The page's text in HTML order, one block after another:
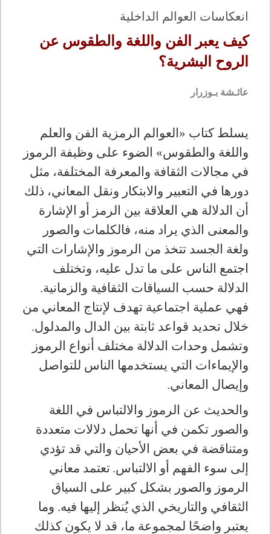
انعكاسات العوالم الداخلية
كيف يعبر الفن واللغة والطقوس عن
الروح البشرية؟
عائـشة بـوزرار
يسلط كتاب «العوالم الرمزية الفن والعلم
واللغة والطقوس» الضوء على وظيفة الرموز
في مجالات الثقافة والمعرفة المختلفة، مثل
دورها في التعبير والابتكار ونقل المعاني، ذلك
أن الدلالة هي العلاقة بين الرمز أو الإشارة
والمعنى الذي يراد منه، فالكلمات والصور
ولغة الجسد تتخذ من الرموز والإشارات التي
اجتمع الناس على ما تدل عليه، وتختلف
الدلالة حسب السياقات الثقافية والزمانية.
فهي عملية اجتماعية تهدف لإنتاج المعاني من
خلال تحديد قواعد ثابتة بين الدال والمدلول.
وتشمل وحدات الدلالة مختلف أنواع الرموز
والإيماءات التي يستخدمها الناس للتواصل
وإيصال المعاني.
والحديث عن الرموز والالتباس في اللغة
والصور تكمن في أنها تحمل دلالات متعددة
ومتناقضة في بعض الأحيان والتي قد تؤدي
إلى سوء الفهم أو الالتباس. تعتمد معاني
الرموز والصور بشكل كبير على السياق
الثقافي والتاريخي الذي يُنظر إليها فيه. وما
يعتبر واضحًا لمجموعة ما، قد لا يكون كذلك